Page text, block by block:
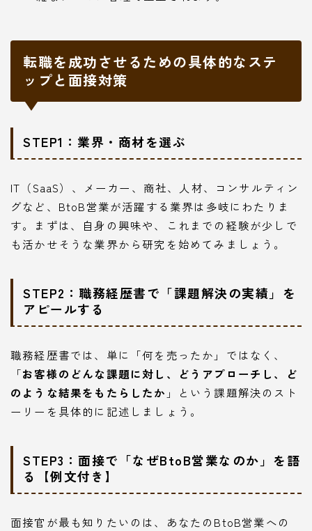
転職を成功させるための具体的なステ
ップと面接対策
STEP1：業界・商材を選ぶ
IT（SaaS）、メーカー、商社、人材、コンサルティン
グなど、BtoB営業が活躍する業界は多岐にわたりま
す。まずは、自身の興味や、これまでの経験が少しで
も活かせそうな業界から研究を始めてみましょう。
STEP2：職務経歴書で「課題解決の実績」を
アピールする
職務経歴書では、単に「何を売ったか」ではなく、
「お客様のどんな課題に対し、どうアプローチし、ど
のような結果をもたらしたか 」という課題解決のスト
ーリーを具体的に記述しましょう。
STEP3：面接で「なぜBtoB営業なのか」を語
る【例文付き】
面接官が最も知りたいのは、あなたのBtoB営業への